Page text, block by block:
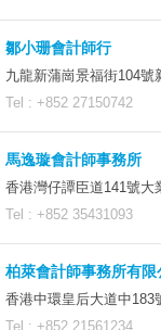
鄒小珊會計師行
九龍新蒲崗景福街104號
Tel : +852
馬逸璇會計師事務所
香港灣仔譚臣道141號大
Tel : +852
柏萊會計師事務所有限
香港中環皇后大道中183
Tel : +852